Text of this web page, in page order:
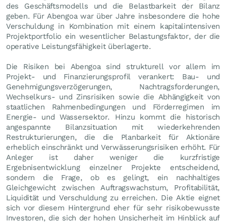
des Geschäftsmodells und die Belastbarkeit der Bilanz
geben. Für Abengoa war über Jahre insbesondere die hohe
Verschuldung in Kombination mit einem kapitalintensiven
Projektportfolio ein wesentlicher Belastungsfaktor, der die
operative Leistungsfähigkeit überlagerte.
Die Risiken bei Abengoa sind strukturell vor allem im
Projekt- und Finanzierungsprofil verankert: Bau- und
Genehmigungsverzögerungen, Nachtragsforderungen,
Wechselkurs- und Zinsrisiken sowie die Abhängigkeit von
staatlichen Rahmenbedingungen und Förderregimen im
Energie- und Wassersektor. Hinzu kommt die historisch
angespannte Bilanzsituation mit wiederkehrenden
Restrukturierungen, die die Planbarkeit für Aktionäre
erheblich einschränkt und Verwässerungsrisiken erhöht. Für
Anleger ist daher weniger die kurzfristige
Ergebnisentwicklung einzelner Projekte entscheidend,
sondern die Frage, ob es gelingt, ein nachhaltiges
Gleichgewicht zwischen Auftragswachstum, Profitabilität,
Liquidität und Verschuldung zu erreichen. Die Aktie eignet
sich vor diesem Hintergrund eher für sehr risikobewusste
Investoren, die sich der hohen Unsicherheit im Hinblick auf